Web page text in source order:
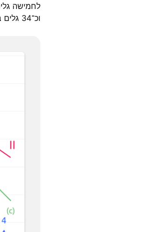
וכ־34 גלים ברמה נמוכה יותר.